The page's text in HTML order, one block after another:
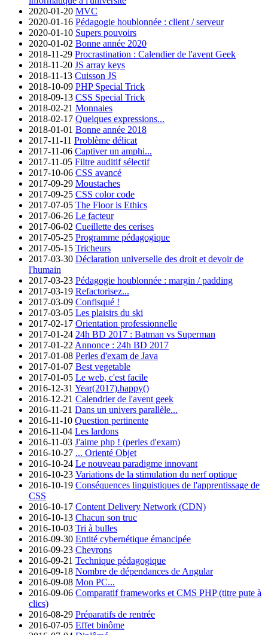
2020-01-20 MVC
2020-01-16 Pédagogie houblonnée : client / serveur
2020-01-10 Supers pouvoirs
2020-01-02 Bonne année 2020
2018-11-29 Procrastination : Calendier de l'avent Geek
2018-11-20 JS array keys
2018-11-13 Cuisson JS
2018-10-09 PHP Special Trick
2018-09-13 CSS Special Trick
2018-02-21 Monnaies
2018-02-17 Quelques expressions...
2018-01-01 Bonne année 2018
2017-11-11 Problème délicat
2017-11-06 Captiver un amphi...
2017-11-05 Filtre auditif sélectif
2017-10-06 CSS avancé
2017-09-29 Moustaches
2017-09-25 CSS color code
2017-07-05 The Floor is Ethics
2017-06-26 Le facteur
2017-06-02 Cueillette des cerises
2017-05-25 Programme pédagogique
2017-05-15 Tricheurs
2017-03-30 Déclaration universelle des droit et devoir de
l'humain
2017-03-23 Pédagogie houblonnée : margin / padding
2017-03-19 Refactorisez...
2017-03-09 Confisqué !
2017-03-05 Les plaisirs du ski
2017-02-17 Orientation professionnelle
2017-01-24 24h BD 2017 : Batman vs Superman
2017-01-22 Annonce : 24h BD 2017
2017-01-08 Perles d'exam de Java
2017-01-07 Best vegetable
2017-01-05 Le web, c'est facile
2016-12-31 Year(2017).happy()
2016-12-21 Calendrier de l'avent geek
2016-11-21 Dans un univers parallèle...
2016-11-10 Question pertinente
2016-11-04 Les lardons
2016-11-03 J'aime php ! (perles d'exam)
2016-10-27 ... Orienté Objet
2016-10-24 Le nouveau paradigme innovant
2016-10-23 Variations de la stimulation du nerf optique
2016-10-19 Conséquences linguistiques de l'apprentissage de
CSS
2016-10-17 Content Delivery Network (CDN)
2016-10-13 Chacun son truc
2016-10-03 Tri à bulles
2016-09-30 Entité cybernétique émancipée
2016-09-23 Chevrons
2016-09-21 Technique pédagogique
2016-09-18 Nombre de dépendances de Angular
2016-09-08 Mon PC...
2016-09-06 Comparatif frameworks et CMS PHP (titre pute à
clics)
2016-08-29 Préparatifs de rentrée
2016-07-05 Effet binôme